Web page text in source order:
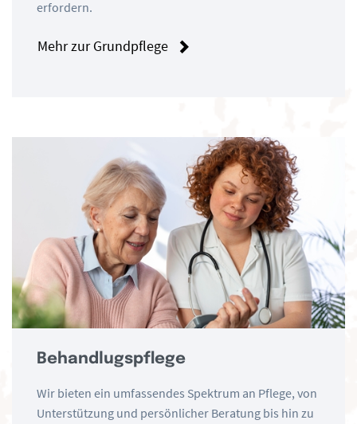
erfordern.
Mehr zur Grundpflege
Behandlugspflege
Wir bieten ein umfassendes Spektrum an Pflege, von
Unterstützung und persönlicher Beratung bis hin zu